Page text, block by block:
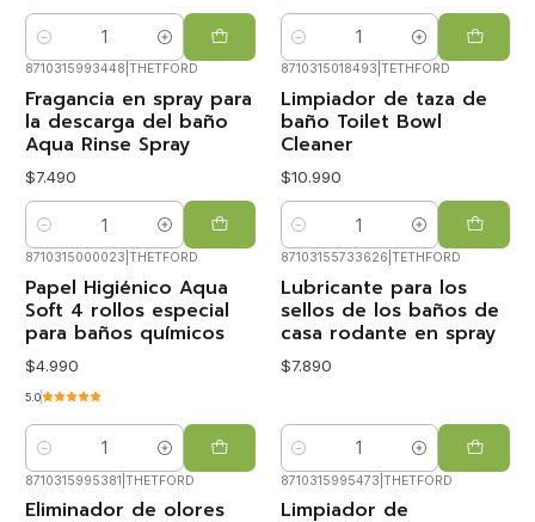
Cantidad Cantidad
8710315993448 THETFORD
Fragancia en spray para
la descarga del baño
Aqua Rinse Spray
$7.490
Cantidad
8710315018493 TETHFORD
Limpiador de taza de
baño Toilet Bowl
Cleaner
$10.990
Cantidad
8710315000023 THETFORD
Papel Higiénico Aqua
Soft 4 rollos especial
para baños químicos
$4.990
5.0
Cantidad
87103155733626 TETHFORD
Lubricante para los
sellos de los baños de
casa rodante en spray
$7.890
Cantidad
8710315995381 THETFORD
Eliminador de olores
8710315995473 THETFORD
Limpiador de